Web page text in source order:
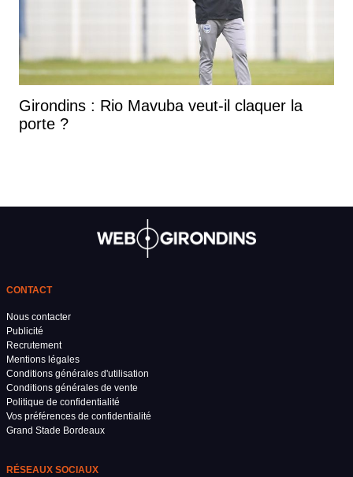
Girondins : Rio Mavuba veut-il claquer la
porte ?
CONTACT
Nous contacter
Publicité
Recrutement
Mentions légales
Conditions générales d'utilisation
Conditions générales de vente
Politique de confidentialité
Vos préférences de confidentialité
Grand Stade Bordeaux
RÉSEAUX SOCIAUX